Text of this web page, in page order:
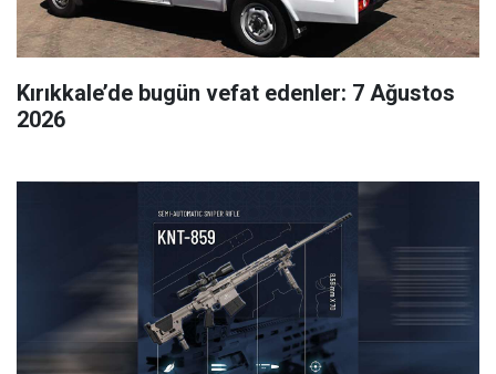
Kırıkkale’de bugün vefat edenler: 7 Ağustos
2026